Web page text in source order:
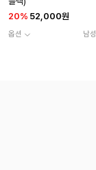
20% 52,000원
옵션 남성